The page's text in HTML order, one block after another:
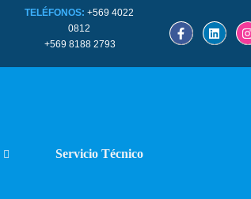
TELÉFONOS: +569 4022
0812
+569 8188 2793
Servicio Técnico